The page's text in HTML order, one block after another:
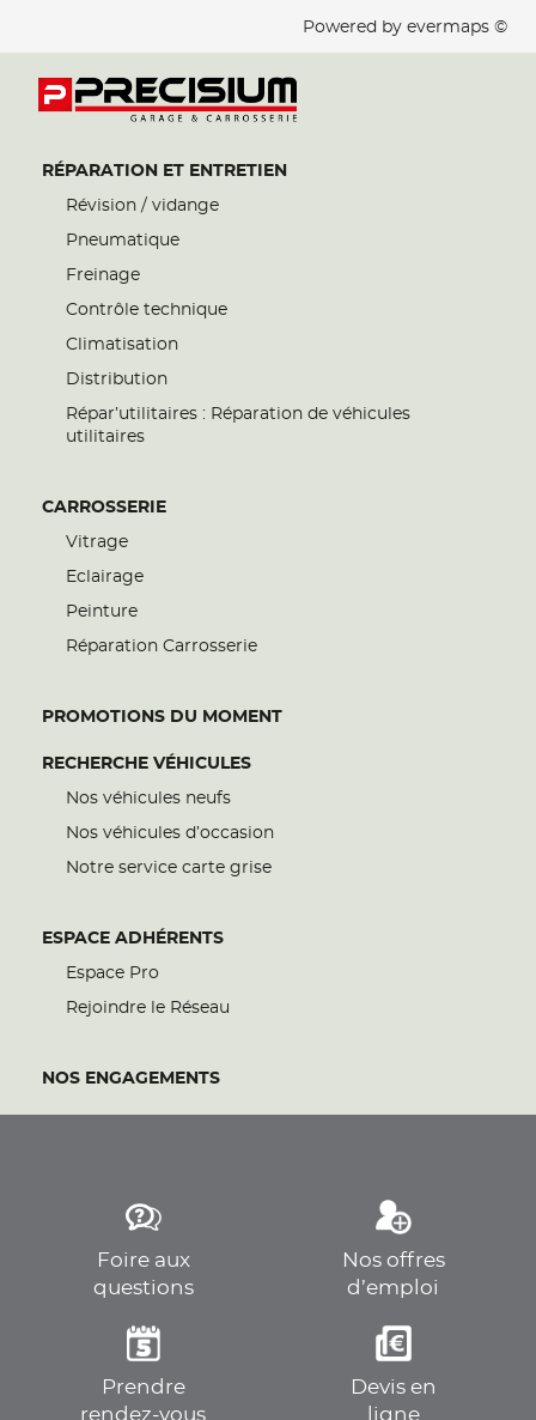
Powered by evermaps ©
RÉPARATION ET ENTRETIEN
Révision / vidange
Pneumatique
Freinage
Contrôle technique
Climatisation
Distribution
Répar’utilitaires : Réparation de véhicules
utilitaires
CARROSSERIE
Vitrage
Eclairage
Peinture
Réparation Carrosserie
PROMOTIONS DU MOMENT
RECHERCHE VÉHICULES
Nos véhicules neufs
Nos véhicules d’occasion
Notre service carte grise
ESPACE ADHÉRENTS
Espace Pro
Rejoindre le Réseau
NOS ENGAGEMENTS
Foire aux
questions
Nos offres
d’emploi
Prendre
rendez-vous
Devis en
ligne